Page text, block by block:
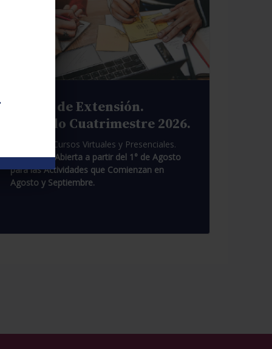
Cursos de Extensión.
Segundo Cuatrimestre 2026.
Pasantías. Cursos Virtuales y Presenciales.
Inscripción Abierta a partir del 1° de Agosto
para las Actividades que Comienzan en
Agosto y Septiembre.